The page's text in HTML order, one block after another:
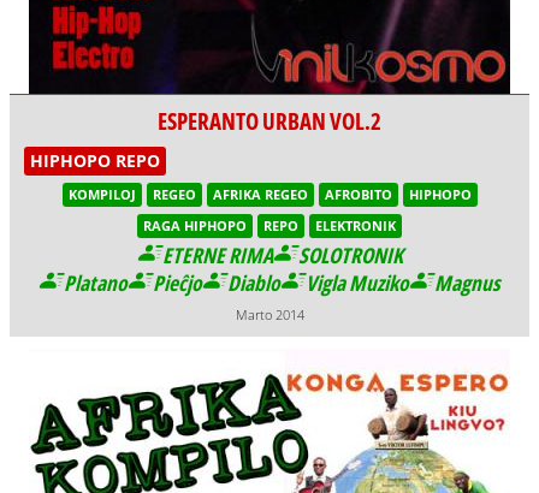
ESPERANTO URBAN VOL.2
HIPHOPO REPO
KOMPILOJ REGEO AFRIKA REGEO AFROBITO
HIPHOPO
RAGA HIPHOPO
REPO ELEKTRONIK
ETERNE RIMA
SOLOTRONIK
Platano
Pieĉjo Diablo Vigla Muziko Magnus
Marto 2014